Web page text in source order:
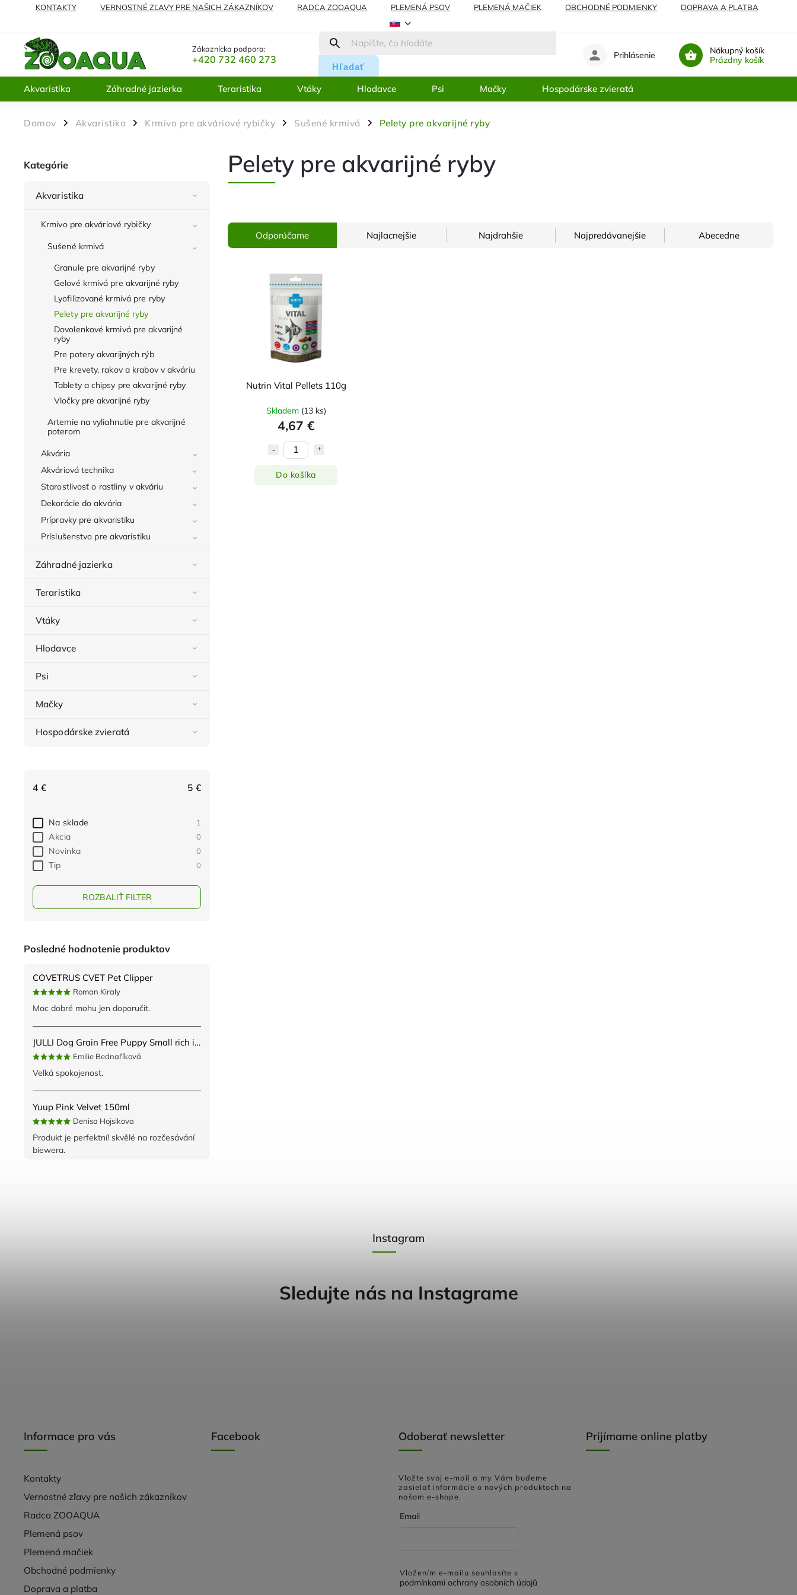
KONTAKTY VERNOSTNÉ ZĽAVY PRE NAŠICH ZÁKAZNÍKOV RADCA ZOOAQUA PLEMENÁ PSOV PLEMENÁ MAČIEK OBCHODNÉ PODMIENKY
DOPRAVA A PLATBA
Zákaznícka podpora:
+420 732 460 273
Hľadať
Nákupný košík
Prázdny košík
Prihlásenie
Akvaristika Záhradné jazierka Teraristika Vtáky Hlodavce Psi Mačky Hospodárske zvieratá
Domov / Akvaristika / Krmivo pre akváriové rybičky / Sušené krmivá / Pelety pre akvarijné ryby
Kategórie
Akvaristika
Krmivo pre akváriové rybičky
Sušené krmivá
Granule pre akvarijné ryby
Gelové krmivá pre akvarijné ryby
Lyofilizované krmivá pre ryby
Pelety pre akvarijné ryby
Dovolenkové krmivá pre akvarijné
ryby
Pre potery akvarijných rýb
Pre krevety, rakov a krabov v akváriu
Tablety a chipsy pre akvarijné ryby
Vločky pre akvarijné ryby
Artemie na vyliahnutie pre akvarijné
poterom
Akvária
Akváriová technika
Starostlivosť o rastliny v akváriu
Dekorácie do akvária
Prípravky pre akvaristiku
Príslušenstvo pre akvaristiku
Záhradné jazierka
Teraristika
Vtáky
Hlodavce
Psi
Mačky
Hospodárske zvieratá
4 € 5 €
Na sklade 1
Akcia 0
Novinka 0
Tip 0
ROZBALIŤ FILTER
Posledné hodnotenie produktov
COVETRUS CVET Pet Clipper
Roman Kiraly
Moc dobré mohu jen doporučit.
JULLI Dog Grain Free Puppy Small rich in fresh Turkey & Potato 2kg
Emilie Bednaříková
Velká spokojenost.
Yuup Pink Velvet 150ml
Denisa Hojsikova
Produkt je perfektní! skvělé na rozčesávání
biewera.
Pelety pre akvarijné ryby
Odporúčame Najlacnejšie Najdrahšie Najpredávanejšie Abecedne
Nutrin Vital Pellets 110g
Skladem (13 ks)
4,67 €
Do košíka
Informace pro vás
Kontakty
Vernostné zľavy pre našich zákazníkov
Radca ZOOAQUA
Plemená psov
Plemená mačiek
Obchodné podmienky
Doprava a platba
Facebook Odoberať newsletter
Vložte svoj e-mail a my Vám budeme
zasielať informácie o nových produktoch na
našom e-shope.
Email
Vložením e-mailu souhlasíte s
podmínkami ochrany osobních údajů
Prijímame online platby
Instagram
Sledujte nás na Instagrame